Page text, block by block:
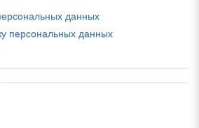
данных
персональных данных